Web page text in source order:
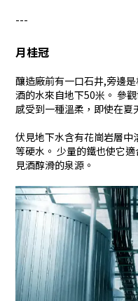
---
月桂冠
釀造廠前有一口石井,旁邊
酒的水來自地下50米。 參
感受到一種溫柔，即使在夏
伏見地下水含有花崗岩層
等硬水。 少量的鐵也使它
見酒醇滑的泉源。